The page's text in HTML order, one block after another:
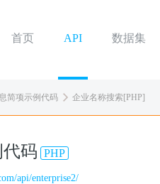
首页 API 数据集
简项示例代码 企业名称搜索[PHP]
码 PHP
api/enterprise2/